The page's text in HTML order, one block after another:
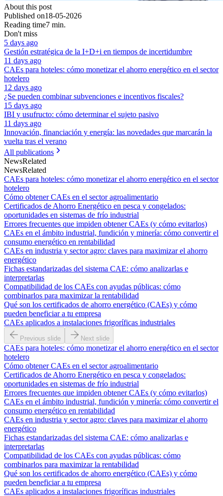
About this post
Published on18-05-2026
Reading time7 min.
Don't miss
5 days ago
Gestión estratégica de la I+D+i en tiempos de incertidumbre
11 days ago
CAEs para hoteles: cómo monetizar el ahorro energético en el sector
hotelero
12 days ago
¿Se pueden combinar subvenciones e incentivos fiscales?
15 days ago
IBI y usufructo: cómo determinar el sujeto pasivo
11 days ago
Innovación, financiación y energía: las novedades que marcarán la
vuelta tras el verano
All publications
NewsRelated
NewsRelated
CAEs para hoteles: cómo monetizar el ahorro energético en el sector
hotelero
Cómo obtener CAEs en el sector agroalimentario
Certificados de Ahorro Energético en pesca y congelados:
oportunidades en sistemas de frío industrial
Errores frecuentes que impiden obtener CAEs (y cómo evitarlos)
CAEs en el ámbito industrial, fundición y minería: cómo convertir el
consumo energético en rentabilidad
CAEs en industria y sector agro: claves para maximizar el ahorro
energético
Fichas estandarizadas del sistema CAE: cómo analizarlas e
interpretarlas
Compatibilidad de los CAEs con ayudas públicas: cómo
combinarlos para maximizar la rentabilidad
Qué son los certificados de ahorro energético (CAEs) y cómo
pueden beneficiar a tu empresa
CAEs aplicados a instalaciones frigoríficas industriales
Previous slide Next slide
CAEs para hoteles: cómo monetizar el ahorro energético en el sector
hotelero
Cómo obtener CAEs en el sector agroalimentario
Certificados de Ahorro Energético en pesca y congelados:
oportunidades en sistemas de frío industrial
Errores frecuentes que impiden obtener CAEs (y cómo evitarlos)
CAEs en el ámbito industrial, fundición y minería: cómo convertir el
consumo energético en rentabilidad
CAEs en industria y sector agro: claves para maximizar el ahorro
energético
Fichas estandarizadas del sistema CAE: cómo analizarlas e
interpretarlas
Compatibilidad de los CAEs con ayudas públicas: cómo
combinarlos para maximizar la rentabilidad
Qué son los certificados de ahorro energético (CAEs) y cómo
pueden beneficiar a tu empresa
CAEs aplicados a instalaciones frigoríficas industriales